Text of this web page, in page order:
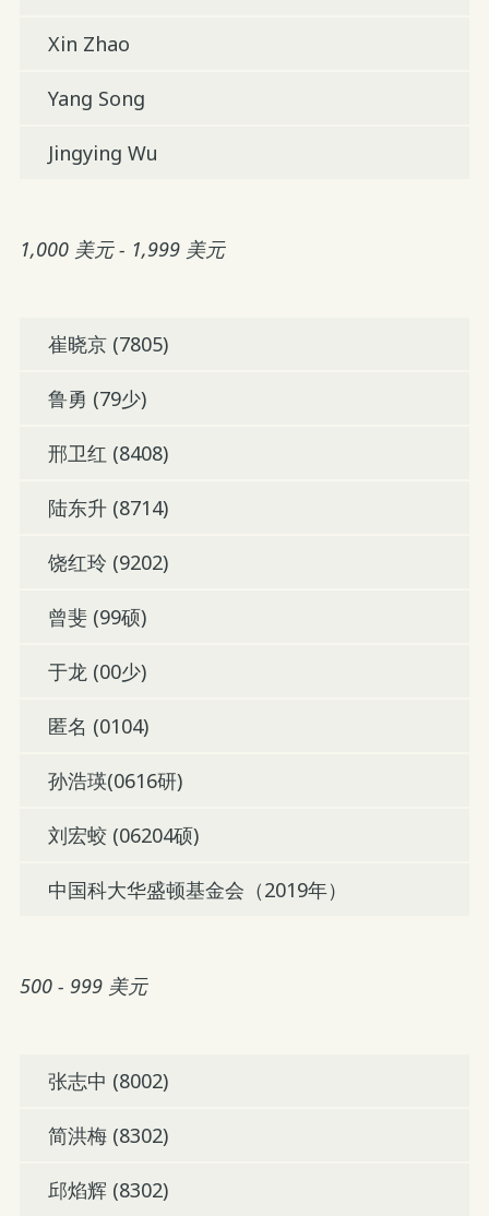
Xin Zhao
Yang Song
Jingying Wu
1,000 美元 - 1,999 美元
崔晓京 (7805)
鲁勇 (79少)
邢卫红 (8408)
陆东升 (8714)
饶红玲 (9202)
曾斐 (99硕)
于龙 (00少)
匿名 (0104)
孙浩瑛(0616研)
刘宏蛟 (06204硕)
中国科大华盛顿基金会（2019年）
500 - 999 美元
张志中 (8002)
简洪梅 (8302)
邱焰辉 (8302)